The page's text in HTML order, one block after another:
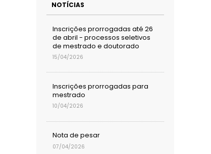
NOTÍCIAS
Inscrições prorrogadas até 26
de abril - processos seletivos
de mestrado e doutorado
15/04/2026
Inscrições prorrogadas para
mestrado
10/04/2026
Nota de pesar
07/04/2026